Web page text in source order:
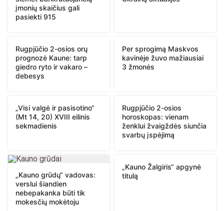
įmonių skaičius gali
pasiekti 915
Rugpjūčio 2-osios orų
prognozė Kaune: tarp
giedro ryto ir vakaro –
debesys
Per sprogimą Maskvos
kavinėje žuvo mažiausiai
3 žmonės
„Visi valgė ir pasisotino“
(Mt 14, 20) XVIII eilinis
sekmadienis
Rugpjūčio 2-osios
horoskopas: vienam
ženklui žvaigždės siunčia
svarbų įspėjimą
„Kauno grūdų“ vadovas:
verslui šiandien
nebepakanka būti tik
mokesčių mokėtoju
„Kauno Žalgiris“ apgynė
titulą